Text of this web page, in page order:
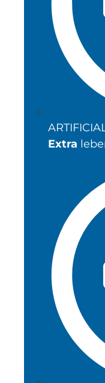
Extra